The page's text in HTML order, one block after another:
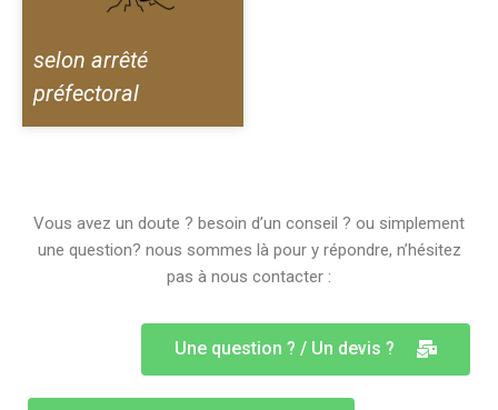
selon arrêté
préfectoral
Vous avez un doute ? besoin d’un conseil ? ou simplement
une question? nous sommes là pour y répondre, n’hésitez
pas à nous contacter :
Une question ? / Un devis ?